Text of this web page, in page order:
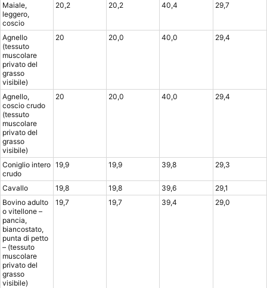
Maiale,
leggero,
coscio
20,2 20,2 40,4 29,7
Agnello
(tessuto
muscolare
privato del
grasso
visibile)
20 20,0 40,0 29,4
Agnello,
coscio crudo
(tessuto
muscolare
privato del
grasso
visibile)
20 20,0 40,0 29,4
Coniglio intero
crudo
19,9 19,9 39,8 29,3
Cavallo 19,8 19,8 39,6
29,1
Bovino adulto
o vitellone –
pancia,
biancostato,
punta di petto
– (tessuto
muscolare
privato del
grasso
visibile)
19,7 19,7 39,4 29,0